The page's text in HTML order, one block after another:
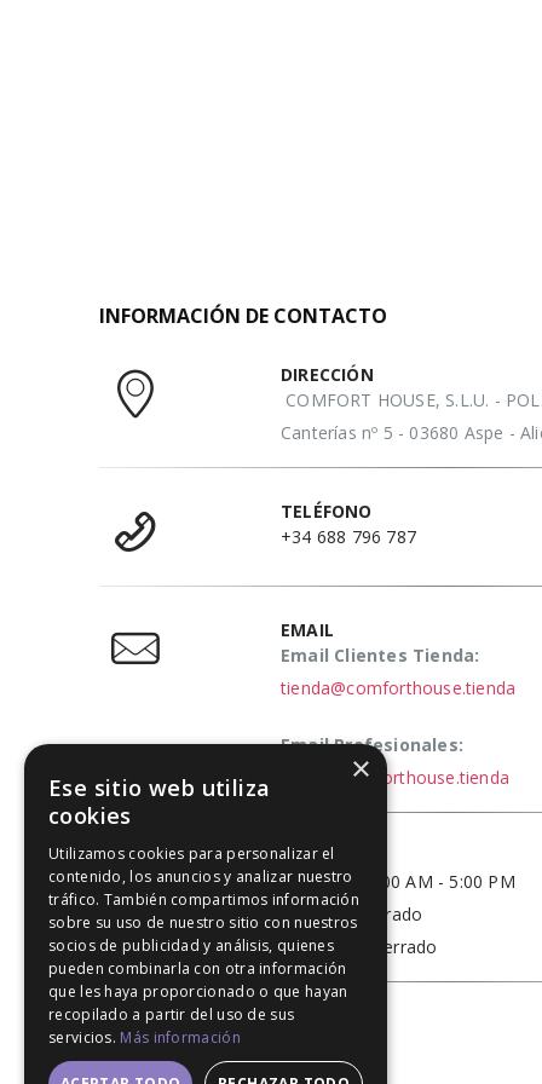
INFORMACIÓN DE CONTACTO
DIRECCIÓN
COMFORT HOUSE, S.L.U. -
Canterías nº 5 - 03680 Aspe -
TELÉFONO
+34 688 796 787
EMAIL
Email Clientes Tienda:
tienda@comforthouse.tienda
Email Profesionales:
elena@comforthouse.tienda
HORARIO
Lun - Vie / 9:00 AM - 5:00 PM
Sábado - Cerrado
Domingo - Cerrado
×
Ese sitio web utiliza
cookies
Utilizamos cookies para personalizar el
contenido, los anuncios y analizar nuestro
tráfico. También compartimos información
sobre su uso de nuestro sitio con nuestros
socios de publicidad y análisis, quienes
pueden combinarla con otra información
que les haya proporcionado o que hayan
recopilado a partir del uso de sus
servicios. Más información